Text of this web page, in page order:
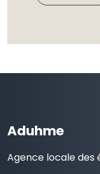
Aduhme
Agence locale des